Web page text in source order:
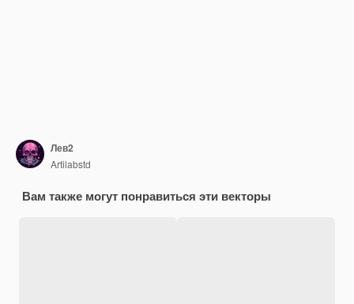
Лев2
Artilabstd
Вам также могут понравиться эти векторы